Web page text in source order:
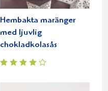
Hembakta maränger
med ljuvlig
chokladkolasås